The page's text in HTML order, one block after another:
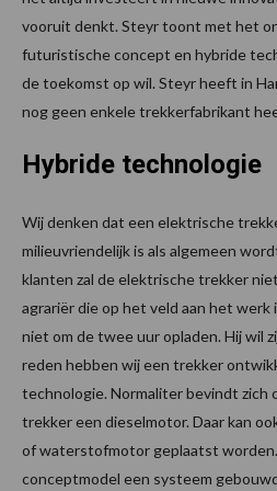
vooruit denkt. Steyr toont met het
futuristische concept en hybride
de toekomst op wil. Steyr heeft in
nog geen enkele trekkerfabrikant
Hybride technologie
Wij denken dat een elektrische
milieuvriendelijk is als algemeen
klanten zal de elektrische trekker
agrariër die op het veld aan het
niet om de twee uur opladen. Hij wil
reden hebben wij een trekker
technologie. Normaliter bevindt zich
trekker een dieselmotor. Daar kan
of waterstofmotor geplaatst
conceptmodel een systeem